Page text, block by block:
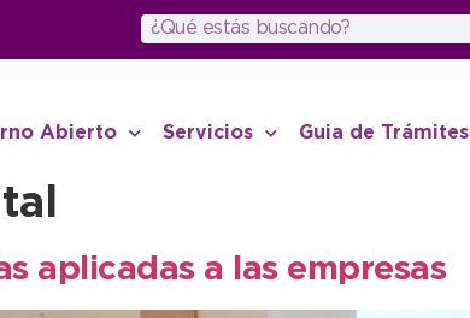
Abierto Servicios Guia de Trámites
aplicadas a las empresas